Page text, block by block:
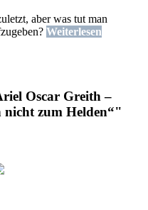
aber was tut man
Weiterlesen
Oscar Greith –
nicht zum Helden“"